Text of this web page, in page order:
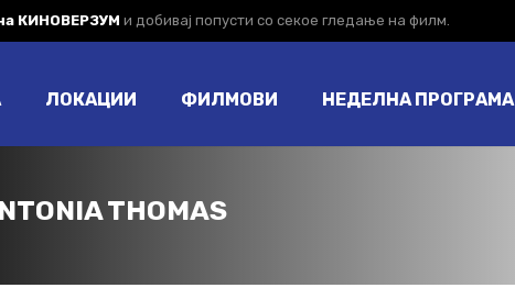
КИНОВЕРЗУМ и добивај попусти со секое гледање на филм.
ЛОКАЦИИ ФИЛМОВИ НЕДЕЛНА ПРОГРАМА
THOMAS